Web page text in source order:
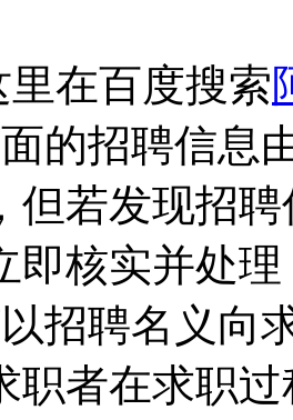
在百度搜索
的招聘信息
但若发现招
即核实并处理
招聘名义向
职者在求职